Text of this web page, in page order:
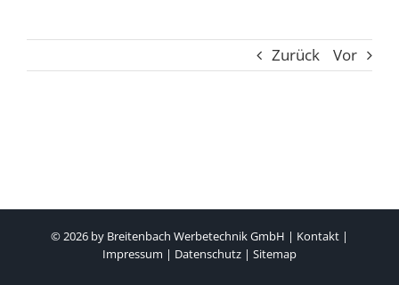
Zurück Vor
© 2026 by Breitenbach Werbetechnik GmbH | Kontakt |
Impressum | Datenschutz | Sitemap